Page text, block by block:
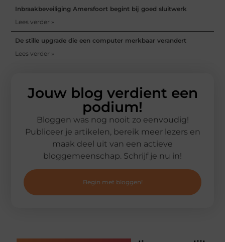
Inbraakbeveiliging Amersfoort begint bij goed sluitwerk
Lees verder »
De stille upgrade die een computer merkbaar verandert
Lees verder »
Jouw blog verdient een
podium!
Bloggen was nog nooit zo eenvoudig!
Publiceer je artikelen, bereik meer lezers en
maak deel uit van een actieve
bloggemeenschap. Schrijf je nu in!
Begin met bloggen!